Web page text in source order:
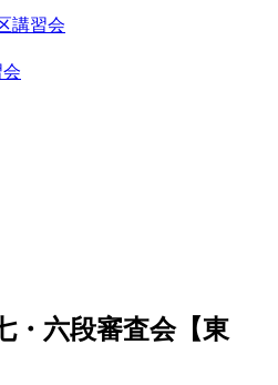
講習会
・六段審査会【東